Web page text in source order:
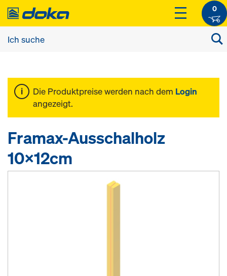
0
Die Produktpreise werden nach dem Login
angezeigt.
Framax-Ausschalholz
10x12cm